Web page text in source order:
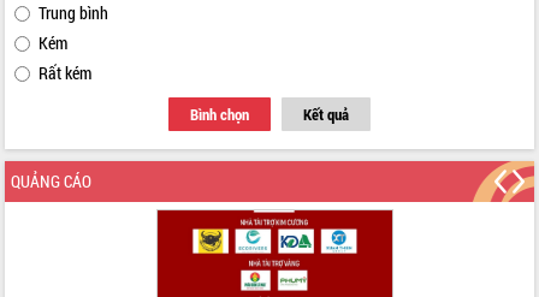
Trung bình
Kém
Rất kém
Bình chọn Kết quả
QUẢNG CÁO